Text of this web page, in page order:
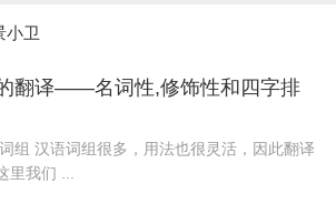
小卫
翻译——名词性,修饰性和四字排
组 汉语词组很多，用法也很灵活，因此翻译
里我们 ...